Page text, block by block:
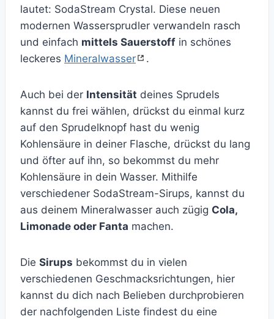
lautet: SodaStream Crystal. Diese neuen
modernen Wassersprudler verwandeln rasch
und einfach mittels Sauerstoff in schönes
leckeres Mineralwasser .
Auch bei der Intensität deines Sprudels
kannst du frei wählen, drückst du einmal kurz
auf den Sprudelknopf hast du wenig
Kohlensäure in deiner Flasche, drückst du lang
und öfter auf ihn, so bekommst du mehr
Kohlensäure in dein Wasser. Mithilfe
verschiedener SodaStream-Sirups, kannst du
aus deinem Mineralwasser auch zügig Cola,
Limonade oder Fanta machen.
Die Sirups bekommst du in vielen
verschiedenen Geschmacksrichtungen, hier
kannst du dich nach Belieben durchprobieren
der nachfolgenden Liste findest du eine